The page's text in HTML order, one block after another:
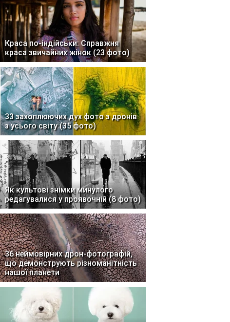
Краса по-індійськи: Справжня
краса звичайних жінок (23 фото)
33 захоплюючих дух фото з дронів
з усього світу (35 фото)
Як культові знімки минулого
редагувалися у проявочній (8 фото)
36 неймовірних дрон-фотографій,
що демонструють різноманітність
нашої планети